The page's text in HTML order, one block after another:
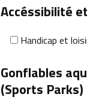
Accéssibilité
Handicap et
Gonflables
(Sports Parks)